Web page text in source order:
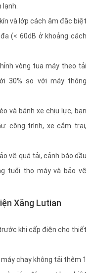
lạnh.
và lớp cách âm đặc biệt
(< 60dB ở khoảng cách
vòng tua máy theo tải
30% so với máy thông
và bánh xe chịu lực, bạn
công trình, xe cắm trại,
vệ quá tải, cảnh báo dầu
tuổi thọ máy và bảo vệ
Xăng Lutian
khi cấp điện cho thiết
chạy không tải thêm 1